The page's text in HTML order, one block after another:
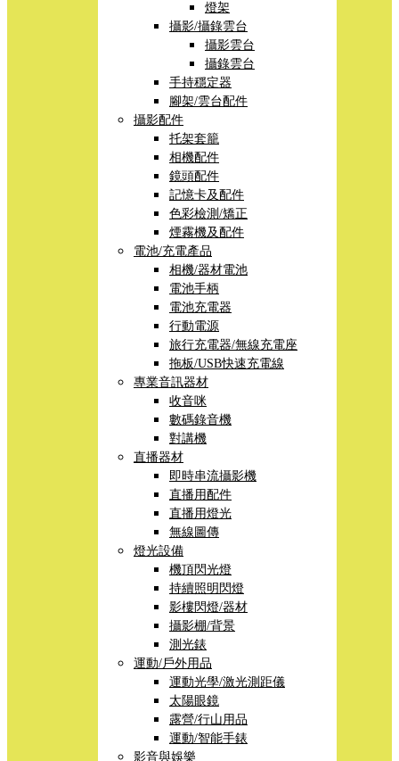
燈架
攝影/攝錄雲台
攝影雲台
攝錄雲台
手持穩定器
腳架/雲台配件
攝影配件
托架套籠
相機配件
鏡頭配件
記憶卡及配件
色彩檢測/矯正
煙霧機及配件
電池/充電產品
相機/器材電池
電池手柄
電池充電器
行動電源
旅行充電器/無線充電座
拖板/USB快速充電線
專業音訊器材
收音咪
數碼錄音機
對講機
直播器材
即時串流攝影機
直播用配件
直播用燈光
無線圖傳
燈光設備
機頂閃光燈
持續照明閃燈
影樓閃燈/器材
攝影棚/背景
測光錶
運動/戶外用品
運動光學/激光測距儀
太陽眼鏡
露營/行山用品
運動/智能手錶
影音與娛樂